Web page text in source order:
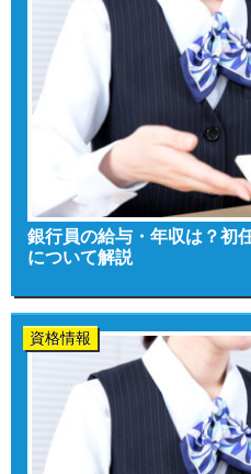
銀行員の給与・年収は？初
について解説
資格情報